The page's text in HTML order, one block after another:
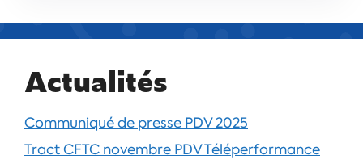
Actualités
Communiqué de presse PDV 2025
Tract CFTC novembre PDV Téléperformance